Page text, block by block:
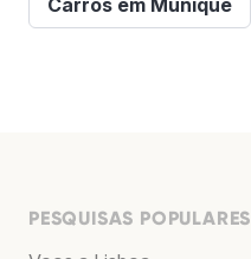
PESQUISAS POPULARES